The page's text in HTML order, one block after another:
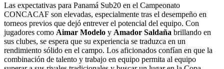
Las expectativas para Panamá Sub20 en el Campeonato
CONCACAF son elevadas, especialmente tras el desempeño en
torneos previos que dejó entrever el potencial del equipo. Con
jugadores como Aimar Modelo y Amador Saldaña brillando en
sus clubes, se espera que su experiencia se traduzca en un
rendimiento sólido en el campo. Los aficionados confían en que la
combinación de talento y trabajo en equipo permita al equipo